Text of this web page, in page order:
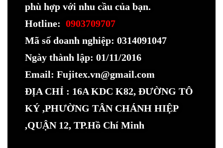
phù hợp với nhu cầu của bạn.
Hotline: 0903709707
Mã số doanh nghiệp: 0314091047
Ngày thành lập: 01/11/2016
Email: Fujitex.vn@gmail.com
ĐỊA CHỈ : 16A KDC K82, ĐƯỜNG TÔ
KÝ ,PHƯỜNG TÂN CHÁNH HIỆP
,QUẬN 12, TP.Hồ Chí Minh